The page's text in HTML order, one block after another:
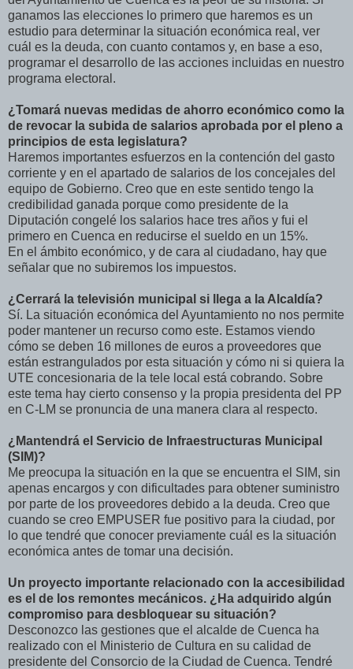
ganamos las elecciones lo primero que haremos es un
estudio para determinar la situación económica real, ver
cuál es la deuda, con cuanto contamos y, en base a eso,
programar el desarrollo de las acciones incluidas en nuestro
programa electoral.
¿Tomará nuevas medidas de ahorro económico como la
de revocar la subida de salarios aprobada por el pleno a
principios de esta legislatura?
Haremos importantes esfuerzos en la contención del gasto
corriente y en el apartado de salarios de los concejales del
equipo de Gobierno. Creo que en este sentido tengo la
credibilidad ganada porque como presidente de la
Diputación congelé los salarios hace tres años y fui el
primero en Cuenca en reducirse el sueldo en un 15%.
En el ámbito económico, y de cara al ciudadano, hay que
señalar que no subiremos los impuestos.
¿Cerrará la televisión municipal si llega a la Alcaldía?
Sí. La situación económica del Ayuntamiento no nos permite
poder mantener un recurso como este. Estamos viendo
cómo se deben 16 millones de euros a proveedores que
están estrangulados por esta situación y cómo ni si quiera la
UTE concesionaria de la tele local está cobrando. Sobre
este tema hay cierto consenso y la propia presidenta del PP
en C-LM se pronuncia de una manera clara al respecto.
¿Mantendrá el Servicio de Infraestructuras Municipal
(SIM)?
Me preocupa la situación en la que se encuentra el SIM, sin
apenas encargos y con dificultades para obtener suministro
por parte de los proveedores debido a la deuda. Creo que
cuando se creo EMPUSER fue positivo para la ciudad, por
lo que tendré que conocer previamente cuál es la situación
económica antes de tomar una decisión.
Un proyecto importante relacionado con la accesibilidad
es el de los remontes mecánicos. ¿Ha adquirido algún
compromiso para desbloquear su situación?
Desconozco las gestiones que el alcalde de Cuenca ha
realizado con el Ministerio de Cultura en su calidad de
presidente del Consorcio de la Ciudad de Cuenca. Tendré